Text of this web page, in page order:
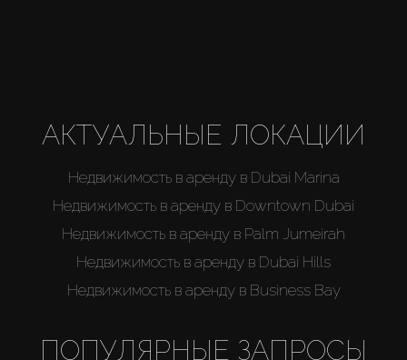
АКТУАЛЬНЫЕ ЛОКАЦИИ
Недвижимость в аренду в Dubai Marina
Недвижимость в аренду в Downtown Dubai
Недвижимость в аренду в Palm Jumeirah
Недвижимость в аренду в Dubai Hills
Недвижимость в аренду в Business Bay
ПОПУЛЯРНЫЕ ЗАПРОСЫ